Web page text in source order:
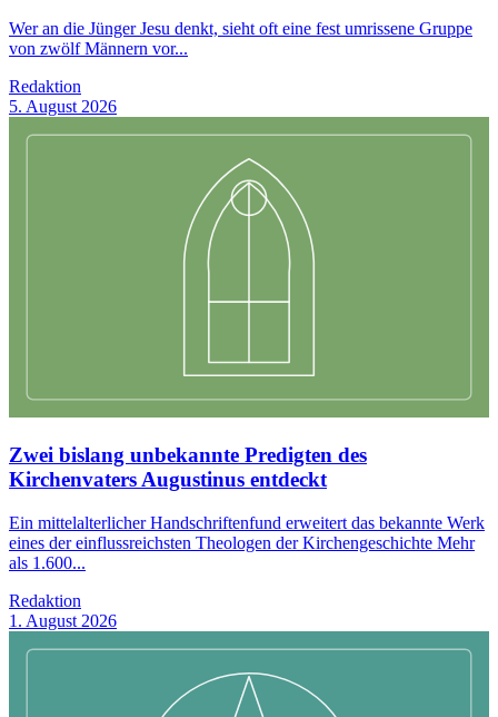
Wer an die Jünger Jesu denkt, sieht oft eine fest umrissene Gruppe
von zwölf Männern vor...
Redaktion
5. August 2026
Zwei bislang unbekannte Predigten des
Kirchenvaters Augustinus entdeckt
Ein mittelalterlicher Handschriftenfund erweitert das bekannte Werk
eines der einflussreichsten Theologen der Kirchengeschichte Mehr
als 1.600...
Redaktion
1. August 2026